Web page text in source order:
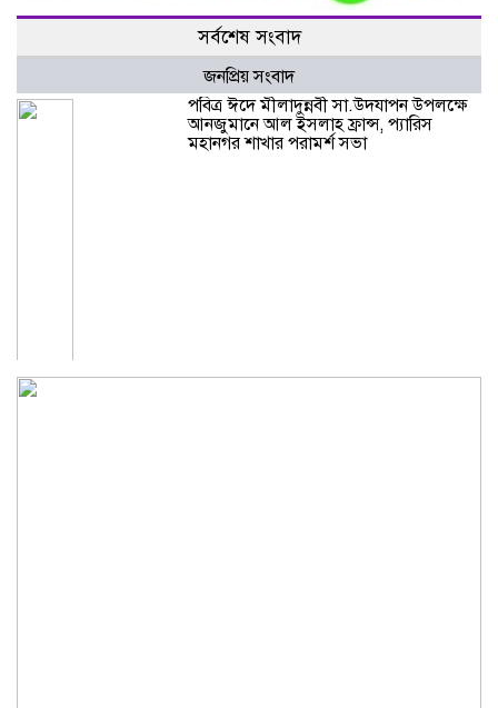
সর্বশেষ সংবাদ
জনপ্রিয় সংবাদ
পবিত্র ঈদে মীলাদুন্নবী সা.উদযাপন উপলক্ষে
আনজুমানে আল ইসলাহ ফ্রান্স, প্যারিস
মহানগর শাখার পরামর্শ সভা